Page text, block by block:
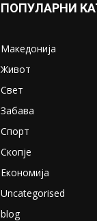
ПОПУЛАРНИ
Македонија
Живот
Свет
Забава
Спорт
Скопје
Економија
Uncategorised
blog